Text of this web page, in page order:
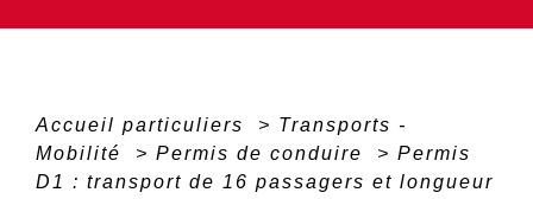
Accueil particuliers > Transports -
Mobilité
> Permis de conduire > Permis
D1 : transport de 16 passagers et longueur